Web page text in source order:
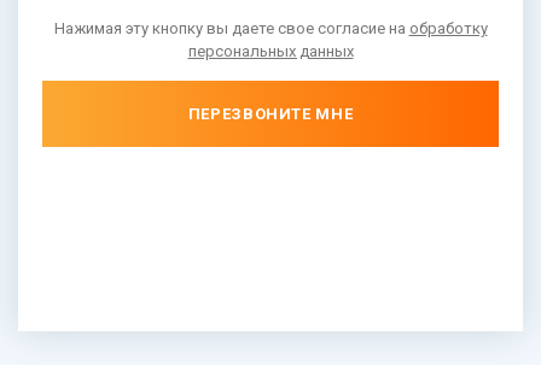
Нажимая эту кнопку вы даете свое согласие на обработку
персональных данных
ПЕРЕЗВОНИТЕ МНЕ